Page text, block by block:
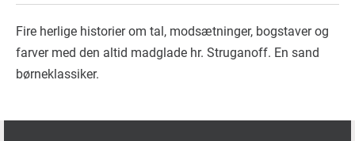
Fire herlige historier om tal, modsætninger, bogstaver og
farver med den altid madglade hr. Struganoff. En sand
børneklassiker.